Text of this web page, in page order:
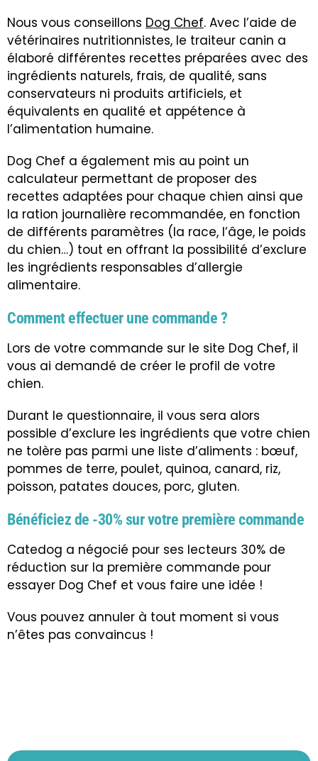
Nous vous conseillons Dog Chef. Avec l’aide de
vétérinaires nutritionnistes, le traiteur canin a
élaboré différentes recettes préparées avec des
ingrédients naturels, frais, de qualité, sans
conservateurs ni produits artificiels, et
équivalents en qualité et appétence à
l’alimentation humaine.
Dog Chef a également mis au point un
calculateur permettant de proposer des
recettes adaptées pour chaque chien ainsi que
la ration journalière recommandée, en fonction
de différents paramètres (la race, l’âge, le poids
du chien…) tout en offrant la possibilité d’exclure
les ingrédients responsables d’allergie
alimentaire.
Comment effectuer une commande ?
Lors de votre commande sur le site Dog Chef, il
vous ai demandé de créer le profil de votre
chien.
Durant le questionnaire, il vous sera alors
possible d’exclure les ingrédients que votre chien
ne tolère pas parmi une liste d’aliments : bœuf,
pommes de terre, poulet, quinoa, canard, riz,
poisson, patates douces, porc, gluten.
Bénéficiez de -30% sur votre première commande
Catedog a négocié pour ses lecteurs 30% de
réduction sur la première commande pour
essayer Dog Chef et vous faire une idée !
Vous pouvez annuler à tout moment si vous
n’êtes pas convaincus !